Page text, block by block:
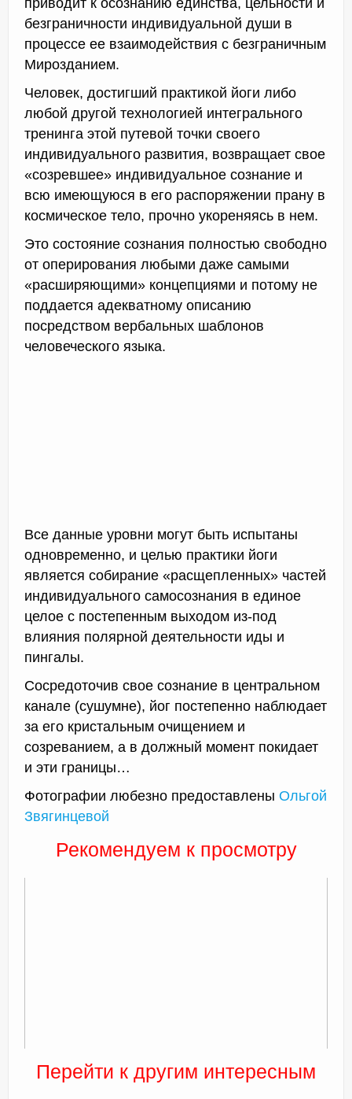
безграничности индивидуальной души в
процессе ее взаимодействия с безграничным
Мирозданием.
Человек, достигший практикой йоги либо
любой другой технологией интегрального
тренинга этой путевой точки своего
индивидуального развития, возвращает свое
«созревшее» индивидуальное сознание и
всю имеющуюся в его распоряжении прану в
космическое тело, прочно укореняясь в нем.
Это состояние сознания полностью свободно
от оперирования любыми даже самыми
«расширяющими» концепциями и потому не
поддается адекватному описанию
посредством вербальных шаблонов
человеческого языка.
Все данные уровни могут быть испытаны
одновременно, и целью практики йоги
является собирание «расщепленных» частей
индивидуального самосознания в единое
целое с постепенным выходом из-под
влияния полярной деятельности иды и
пингалы.
Сосредоточив свое сознание в центральном
канале (сушумне), йог постепенно наблюдает
за его кристальным очищением и
созреванием, а в должный момент покидает
и эти границы…
Фотографии любезно предоставлены Ольгой
Звягинцевой
Рекомендуем к просмотру
Перейти к другим интересным